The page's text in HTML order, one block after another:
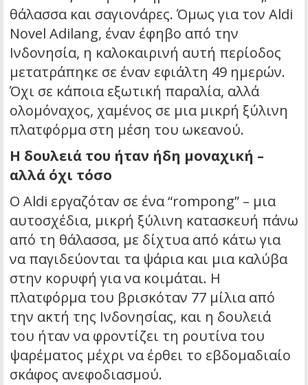
θάλασσα και σαγιονάρες. Όμως για τον Aldi
Novel Adilang, έναν έφηβο από την
Ινδονησία, η καλοκαιρινή αυτή περίοδος
μετατράπηκε σε έναν εφιάλτη 49 ημερών.
Όχι σε κάποια εξωτική παραλία, αλλά
ολομόναχος, χαμένος σε μια μικρή ξύλινη
πλατφόρμα στη μέση του ωκεανού.
Η δουλειά του ήταν ήδη μοναχική –
αλλά όχι τόσο
Ο Aldi εργαζόταν σε ένα “rompong” – μια
αυτοσχέδια, μικρή ξύλινη κατασκευή πάνω
από τη θάλασσα, με δίχτυα από κάτω για
να παγιδεύονται τα ψάρια και μια καλύβα
στην κορυφή για να κοιμάται. Η
πλατφόρμα του βρισκόταν 77 μίλια από
την ακτή της Ινδονησίας, και η δουλειά
του ήταν να φροντίζει τη ρουτίνα του
ψαρέματος μέχρι να έρθει το εβδομαδιαίο
σκάφος ανεφοδιασμού.